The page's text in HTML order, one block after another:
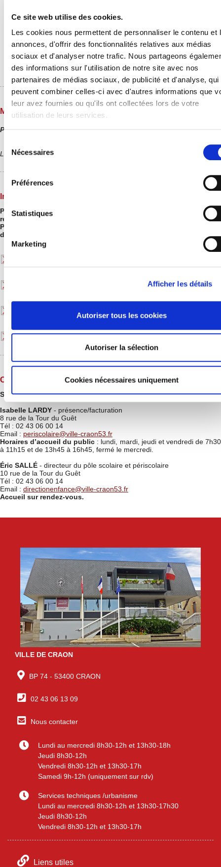
Ce site web utilise des cookies.
Les cookies nous permettent de personnaliser le contenu et
annonces, d'offrir des fonctionnalités relatives aux médias
sociaux et d'analyser notre trafic. Nous partageons
des informations sur l'utilisation de notre site avec nos
partenaires de médias sociaux, de publicité et d'analyse, qui
peuvent combiner celles-ci avec d'autres informations que
leur avez fournies ou qu'ils ont collectées lors de votre
utilisation de leurs services.
consentement
Nécessaires
Préférences
Statistiques
Marketing
Afficher les détails
Autoriser tous les cookies
Autoriser la sélection
Cookies nécessaires uniquement
Alimentaire Territorial (PAT), porté
Pour le découvrir, rendez-vous ici :
gal-sud-mayenne.com
Menus
Pas de service de restauration scolaire en ce moment.
Les menus sont également affichés dans chaque site de restaurant.
Inscription / infos pratiques
Pour les informations concernant l'inscription au service de
restauration scolaire, consultez la rubrique
Services en ligne.
Pour plus d'informations sur les services périscolaires de la ville
de Craon, consulter et/ou télécharger :
le règlement intérieur des services périscolaires
Contact
Services périscolaires de la ville de Craon
Isabelle LARDY - présence/facturation
8 rue de la Tour du Guêt
Tél : 02 43 06 00 14
Email : periscolaire@ville-craon53.fr
Horaires d’accueil du public : lundi, mardi, jeudi et vendredi de 7h30
à 11h15 et de 13h45 à 16h45, fermé le mercredi.
Éric SALLÉ - directeur du pôle scolaire et périscolaire
10 rue de la Tour du Guêt
Tél : 02 43 06 00 14
Email : directionenfance@ville-craon53.fr
Accueil sur rendez-vous.
VILLE DE CRAON
BP 74 - 53400 CRAON
02 43 06 13 09
Nous contacter
Lundi au mercredi 8h30-12h et 13h30-18h
Jeudi 8h30-12h
Vendredi 8h30-12h et 13h30-17h
Samedi 9h-12h (uniquement sur rdv)
Services techniques /urbanisme
Lundi au mercredi 8h30-12h et 13h30-17h30
Jeudi 8h30-12h
Vendredi 8h30-12h et 13h30-17h
Liens utiles